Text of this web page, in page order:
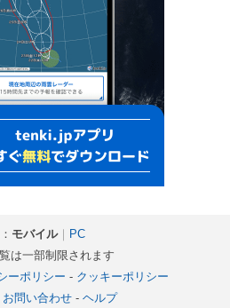
モバイル｜ PC
は一部制限されます
ーポリシー - クッキーポリシー
お問い合わせ- ヘルプ